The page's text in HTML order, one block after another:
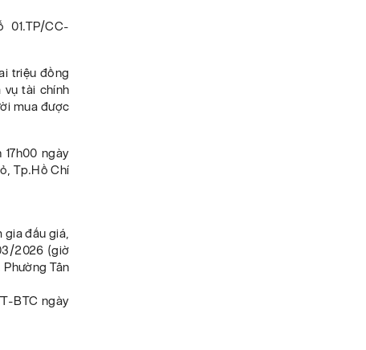
CC-
triệu đồng
vụ tài chính
mua được
ngày
Tp.Hồ Chí
đấu giá,
2026 (giờ
Phường Tân
BTC ngày